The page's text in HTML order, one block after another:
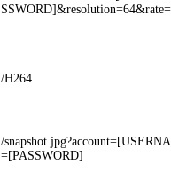
/H264
/
=[PASSWORD]